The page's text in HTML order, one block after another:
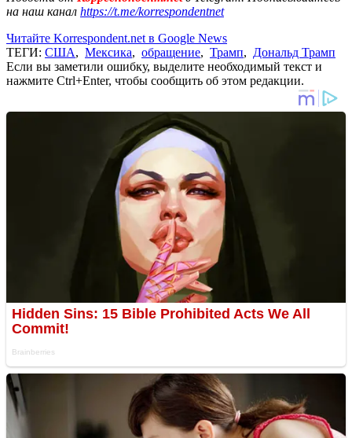
на наш канал https://t.me/korrespondentnet
Читайте Korrespondent.net в Google News
ТЕГИ: США, Мексика, обращение, Трамп, Дональд Трамп
Если вы заметили ошибку, выделите необходимый текст и
нажмите Ctrl+Enter, чтобы сообщить об этом редакции.